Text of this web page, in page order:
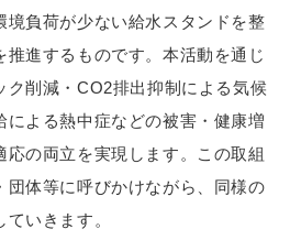
境負荷が少ない給水スタンドを整
進するものです。本活動を通じ
ク削減・CO2排出抑制による気候
による熱中症などの被害・健康増
の両立を実現します。この取組
団体等に呼びかけながら、同様の
いきます。